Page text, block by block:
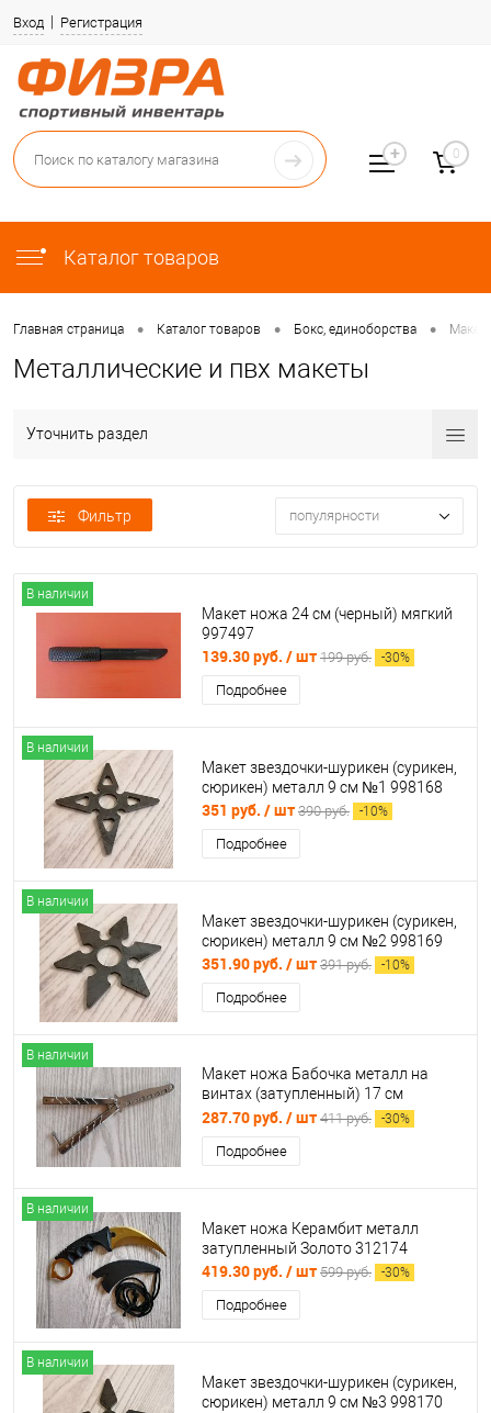
Вход Регистрация
Каталог товаров
0
Главная страница • Каталог товаров • Бокс, единоборства •
Металлические и пвх макеты
Уточнить раздел
Фильтр популярности
В наличии
Макет ножа 24 см (черный) мягкий
997497
139.30 руб. / шт 199 руб. -30%
Подробнее
В наличии
Макет звездочки-шурикен (сурикен,
сюрикен) металл 9 см №1 998168
351 руб. / шт 390 руб. -10%
Подробнее
В наличии
Макет звездочки-шурикен (сурикен,
сюрикен) металл 9 см №2 998169
351.90 руб. / шт 391 руб. -10%
Подробнее
В наличии
Макет ножа Бабочка металл на
винтах (затупленный) 17 см
Серебро №3 волны 312736
287.70 руб. / шт 411 руб. -30%
Подробнее
В наличии
Макет ножа Керамбит металл
затупленный Золото 312174
419.30 руб. / шт 599 руб. -30%
Подробнее
В наличии
Макет звездочки-шурикен (сурикен,
сюрикен) металл 9 см №3 998170